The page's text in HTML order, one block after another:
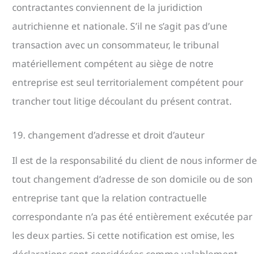
contractantes conviennent de la juridiction
autrichienne et nationale. S’il ne s’agit pas d’une
transaction avec un consommateur, le tribunal
matériellement compétent au siège de notre
entreprise est seul territorialement compétent pour
trancher tout litige découlant du présent contrat.
19. changement d’adresse et droit d’auteur
Il est de la responsabilité du client de nous informer de
tout changement d’adresse de son domicile ou de son
entreprise tant que la relation contractuelle
correspondante n’a pas été entièrement exécutée par
les deux parties. Si cette notification est omise, les